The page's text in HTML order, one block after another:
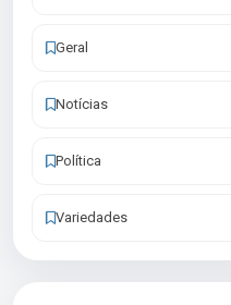
Geral
Notícias
Política
Variedades